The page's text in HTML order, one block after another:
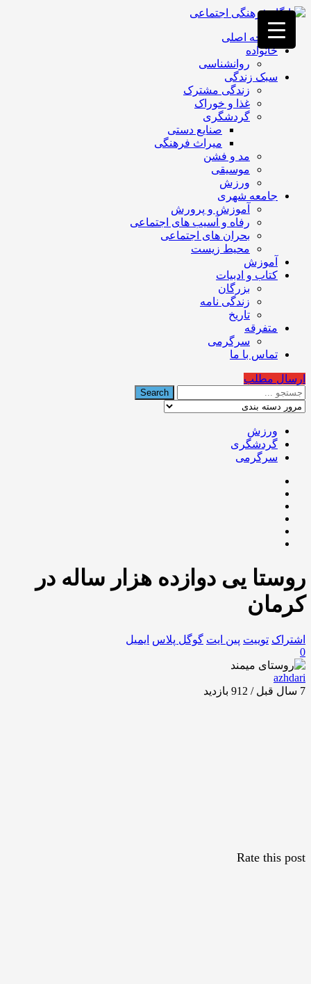
فصد
خون
غرب
تهران
خشکشویی
تصفیه
تهران
صفحه اصلی
خانواده
روانشناسی
سبک زندگی
زندگی مشترک
غذا و خوراک
گردشگری
صنایع دستی
میراث فرهنگی
مد و فشن
موسیقی
ورزش
جامعه شهری
آموزش و پرورش
رفاه و آسیب های اجتماعی
بحران های اجتماعی
محیط زیست
آموزش
کتاب و ادبیات
بزرگان
زندگی نامه
تاریخ
متفرقه
سرگرمی
تماس با ما
ارسال مطلب
ورزش
گردشگری
سرگرمی
روستا یی دوازده هزار ساله در
کرمان
اشتراک توییت پین ایت گوگل‌ پلاس ایمیل
0
azhdari
7 سال قبل / 912
بازدید
Rate this post